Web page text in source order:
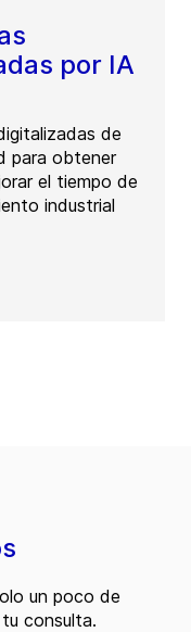
por IA
de
para obtener
el tiempo de
industrial
un poco de
consulta.